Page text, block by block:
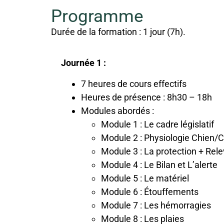
Programme
Durée de la formation : 1 jour (7h).
Journée 1 :
7 heures de cours effectifs
Heures de présence : 8h30 – 18h
Modules abordés :
Module 1 : Le cadre législatif
Module 2 : Physiologie Chien/
Module 3 : La protection +
Module 4 : Le Bilan et L’alerte
Module 5 : Le matériel
Module 6 : Étouffements
Module 7 : Les hémorragies
Module 8 : Les plaies